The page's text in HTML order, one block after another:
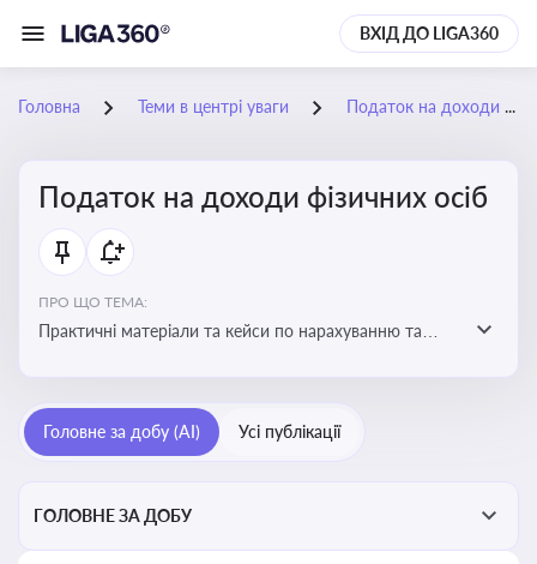
ВХІД ДО LIGA360
Головна Теми в центрі уваги Податок на доходи фізичних осіб
Податок на доходи фізичних осіб
ПРО ЩО ТЕМА:
Практичні матеріали та кейси по нарахуванню та
Головне за добу (AI) Усі публікації
ГОЛОВНЕ ЗА ДОБУ